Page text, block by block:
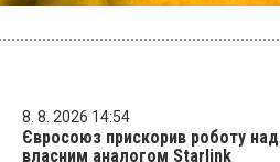
8. 8. 2026 14:54
Євросоюз прискорив роботу над
власним аналогом Starlink